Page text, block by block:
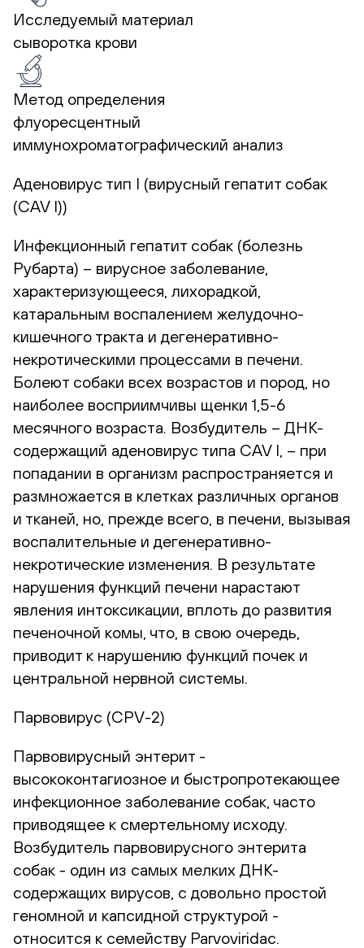
Исследуемый материал
сыворотка крови
Метод определения
флуоресцентный
иммунохроматографический анализ
Аденовирус тип I (вирусный гепатит собак
(CAV I))
Инфекционный гепатит собак (болезнь
Рубарта) – вирусное заболевание,
характеризующееся, лихорадкой,
катаральным воспалением желудочно-
кишечного тракта и дегенеративно-
некротическими процессами в печени.
Болеют собаки всех возрастов и пород, но
наиболее восприимчивы щенки 1,5-6
месячного возраста. Возбудитель – ДНК-
содержащий аденовирус типа CAV I, – при
попадании в организм распространяется и
размножается в клетках различных органов
и тканей, но, прежде всего, в печени, вызывая
воспалительные и дегенеративно-
некротические изменения. В результате
нарушения функций печени нарастают
явления интоксикации, вплоть до развития
печеночной комы, что, в свою очередь,
приводит к нарушению функций почек и
центральной нервной системы.
Парвовирус (CPV-2)
Парвовирусный энтерит -
высококонтагиозное и быстропротекающее
инфекционное заболевание собак, часто
приводящее к смертельному исходу.
Возбудитель парвовирусного энтерита
собак - один из самых мелких ДНК-
содержащих вирусов, с довольно простой
геномной и капсидной структурой -
относится к семейству Parvoviridac.